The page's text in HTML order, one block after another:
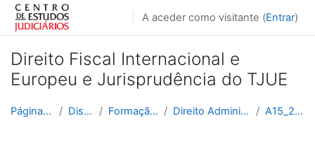
Ir para o conteúdo principal
A aceder como visitante (Entrar)
Direito Fiscal Internacional e
Europeu e Jurisprudência do TJUE
Página principal Disciplinas Formação Contínua Direito Administrativo e Fiscal A15_2018_2019